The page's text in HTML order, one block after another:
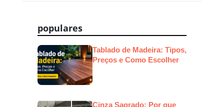
Post
populares
Tablado de Madeira: Tipos,
Preços e Como Escolher
Cinza Sagrado: Por que